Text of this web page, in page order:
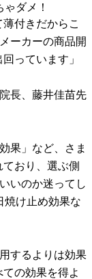
ダメ！
付きだからこ
ーカーの商品開
っています」
長、藤井佳苗先
果」など、さま
おり、選ぶ側
いのか迷ってし
焼け止め効果な
するよりは効果
の効果を得よ